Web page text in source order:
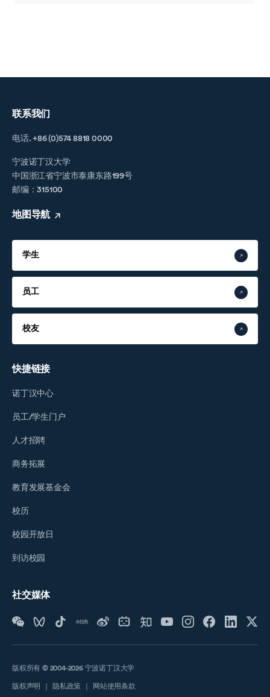
联系我们
电话. +86 (0)574 8818 0000
宁波诺丁汉大学
中国浙江省宁波市泰康东路199号
邮编：315100
地图导航
学生
员工
校友
快捷链接
诺丁汉中心
员工/学生门户
人才招聘
商务拓展
教育发展基金会
校历
校园开放日
到访校园
社交媒体
版权所有 © 2004-2026 宁波诺丁汉大学
版权声明 隐私政策 网站使用条款